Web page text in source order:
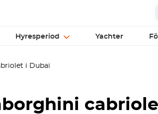
Hyresperiod Yachter
i Dubai